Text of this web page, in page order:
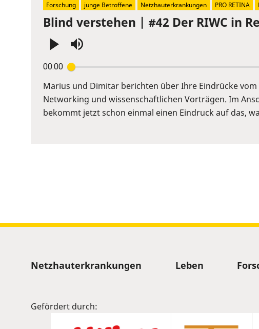
Blind verstehen | #42 Der RIWC in
00:00
Enter
or
Space
to
Marius und Dimitar berichten über Ihre Eindrücke
Networking und wissenschaftlichen Vorträgen. Im
bekommt jetzt schon einmal einen Eindruck auf das,
Forschung junge Betroffene Netzhauterkrankungen PRO RETINA
Sitemap
Netzhauterkrankungen Leben
Gefördert durch: